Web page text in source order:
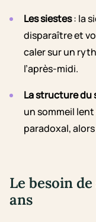
Les siestes: la
disparaître et
caler sur un
l’après-midi.
La structure du
un sommeil
paradoxal, alors
Le besoin
ans